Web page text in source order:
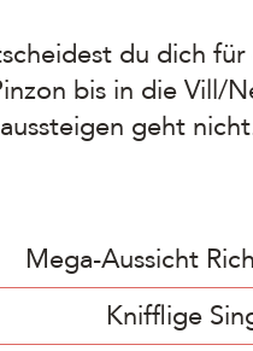
du dich
bis in die Vill/
geht
Mega-Aussicht
Knifflige